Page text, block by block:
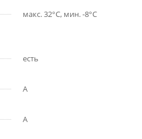
макс. 32°С, мин. -8°С
есть
A
A